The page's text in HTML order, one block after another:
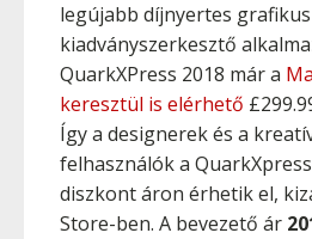
legújabb díjnyertes
kiadványszerkesztő
QuarkXPress 2018 már a
keresztül is elérhető
Így a designerek és a
felhasználók a
diszkont áron érhetik el,
Store-ben. A bevezető ár